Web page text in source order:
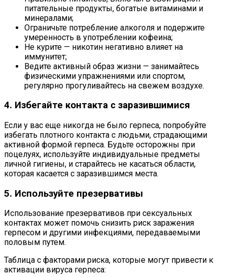
питательные продукты, богатые витаминами и
минералами;
Ограничьте потребление алкоголя и подержите
умеренность в употреблении кофеина;
Не курите — никотин негативно влияет на
иммунитет;
Ведите активный образ жизни — занимайтесь
физическими упражнениями или спортом,
регулярно прогуливайтесь на свежем воздухе.
4. Избегайте контакта с заразившимися
Если у вас еще никогда не было герпеса, попробуйте
избегать плотного контакта с людьми, страдающими
активной формой герпеса. Будьте осторожны при
поцелуях, используйте индивидуальные предметы
личной гигиены, и старайтесь не касаться области,
которая касается с заразившимся места.
5. Используйте презервативы
Использование презервативов при сексуальных
контактах может помочь снизить риск заражения
герпесом и другими инфекциями, передаваемыми
половым путем.
Таблица с факторами риска, которые могут привести к
активации вируса герпеса: